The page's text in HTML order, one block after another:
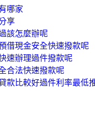
哪家
享
該怎麼辦呢
借現金安全快速撥款呢
速辦理過件撥款呢
合法快速撥款呢
款比較好過件利率最低